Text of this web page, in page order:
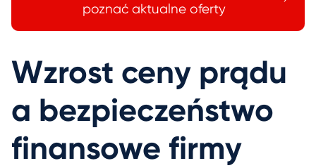
poznać aktualne oferty
Wzrost ceny prądu
a bezpieczeństwo
finansowe firmy